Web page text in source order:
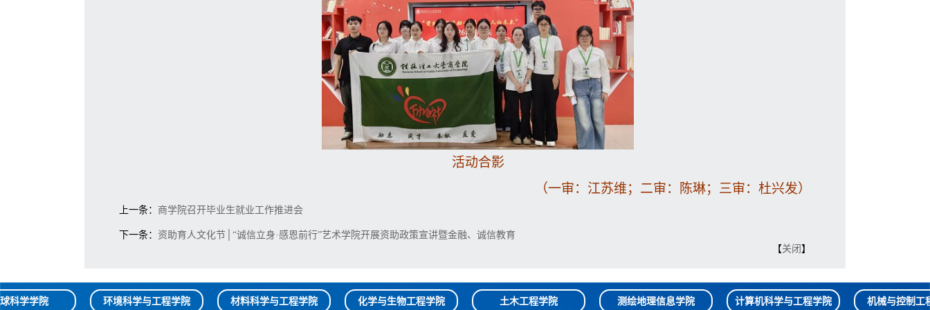
活动合影
（一审：江苏维；二审：陈琳；三审：杜兴发）
上一条： 商学院召开毕业生就业工作推进会
下一条： 资助育人文化节│“诚信立身·感恩前行”艺术学院开展资助政策宣讲暨金融、诚信教育
【关闭 】
科学学院 环境科学与工程学院 材料科学与工程学院 化学与生物工程学院 土木工程学院 测绘地理信息学院 计算机科学与工程学院 机械与控制工